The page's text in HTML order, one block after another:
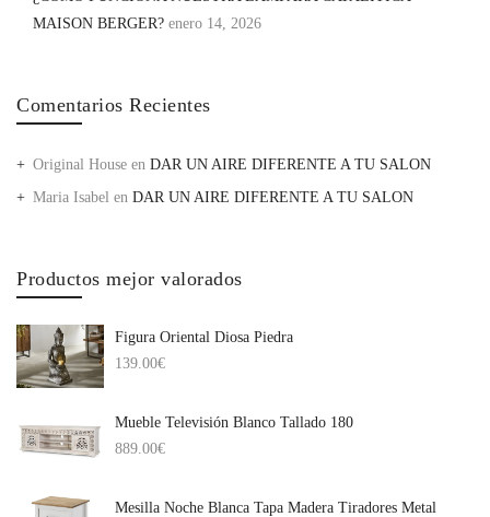
MAISON BERGER? enero 14, 2026
Comentarios Recientes
Original House en DAR UN AIRE DIFERENTE A TU SALON
Maria Isabel en DAR UN AIRE DIFERENTE A TU SALON
Productos mejor valorados
Figura Oriental Diosa Piedra
139.00€
Mueble Televisión Blanco Tallado 180
889.00€
Mesilla Noche Blanca Tapa Madera Tiradores Metal